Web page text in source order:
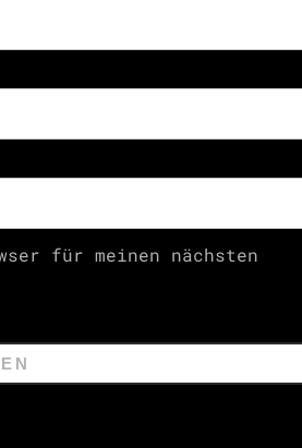
für meinen nächsten